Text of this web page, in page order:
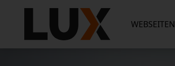
WEBSEITEN